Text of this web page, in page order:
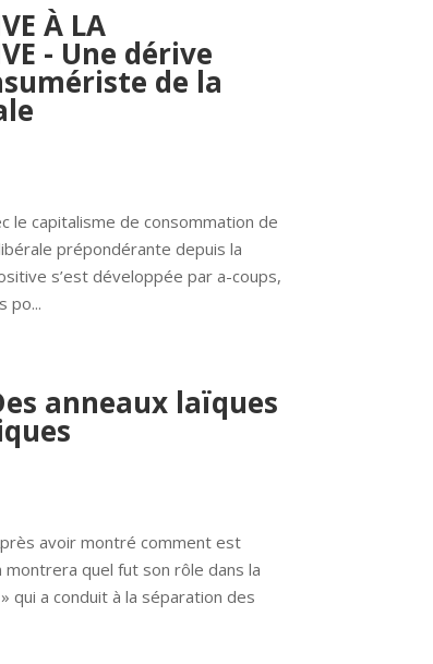
À LA
- Une dérive
de la
le capitalisme de consommation de
prépondérante depuis la
s’est développée par a-coups,
po...
anneaux laïques
avoir montré comment est
quel fut son rôle dans la
qui a conduit à la séparation des